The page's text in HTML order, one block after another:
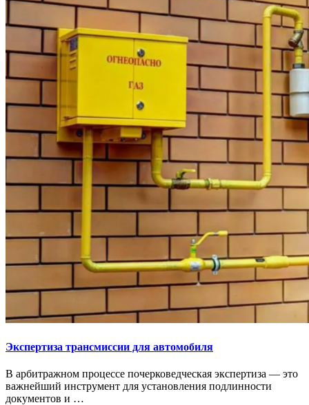
Экспертиза трансмиссии для автомобиля
В арбитражном процессе почерковедческая экспертиза — это
важнейший инструмент для установления подлинности
документов и …